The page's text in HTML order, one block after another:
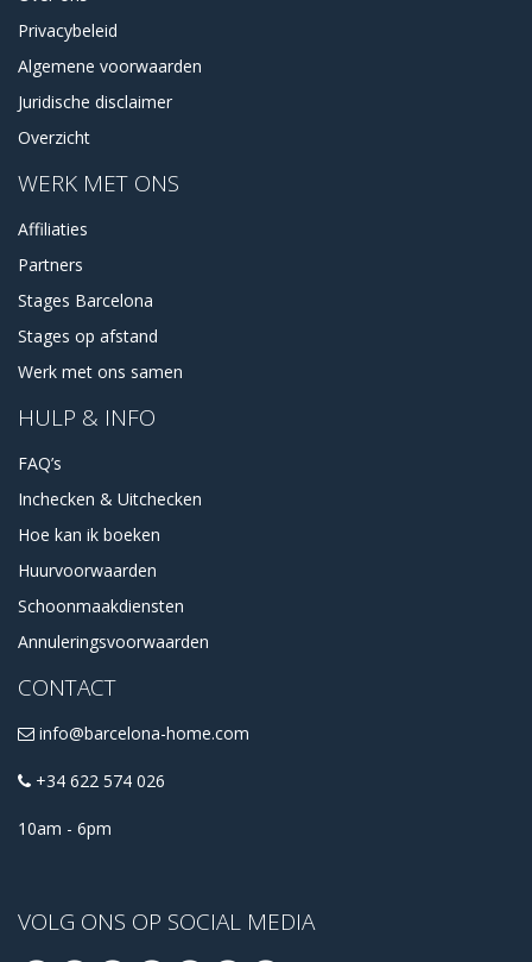
Privacybeleid
Algemene voorwaarden
Juridische disclaimer
Overzicht
WERK MET ONS
Affiliaties
Partners
Stages Barcelona
Stages op afstand
Werk met ons samen
HULP & INFO
FAQ’s
Inchecken & Uitchecken
Hoe kan ik boeken
Huurvoorwaarden
Schoonmaakdiensten
Annuleringsvoorwaarden
CONTACT
info@barcelona-home.com
+34 622 574 026
10am - 6pm
VOLG ONS OP SOCIAL MEDIA